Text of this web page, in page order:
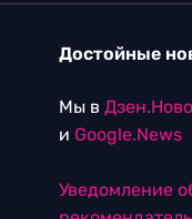
Достойные
Мы в
и Google.News
Уведомление